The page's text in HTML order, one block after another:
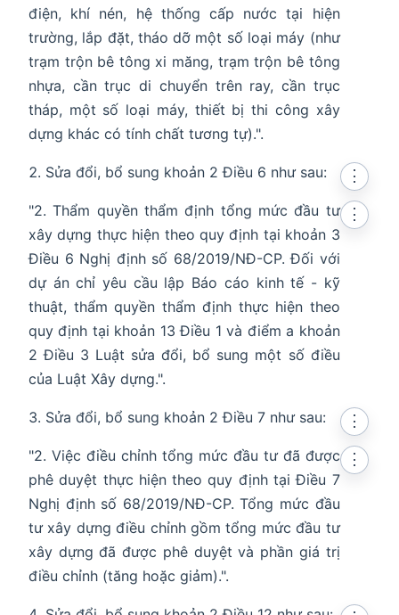
điện, khí nén, hệ thống cấp nước tại hiện
trường, lắp đặt, tháo dỡ một số loại máy (như
trạm trộn bê tông xi măng, trạm trộn bê tông
nhựa, cần trục di chuyển trên ray, cần trục
tháp, một số loại máy, thiết bị thi công xây
dựng khác có tính chất tương tự).".
Sửa đổi, bổ sung khoản 2 Điều 6 như sau:
⋮
"2. Thẩm quyền thẩm định tổng mức đầu tư
xây dựng thực hiện theo quy định tại khoản 3
Điều 6 Nghị định số 68/2019/NĐ-CP. Đối với
dự án chỉ yêu cầu lập Báo cáo kinh tế - kỹ
thuật, thẩm quyền thẩm định thực hiện theo
quy định tại khoản 13 Điều 1 và điểm a khoản
2 Điều 3 Luật sửa đổi, bổ sung một số điều
của Luật Xây dựng.".
⋮
Sửa đổi, bổ sung khoản 2 Điều 7 như sau:
⋮
"2. Việc điều chỉnh tổng mức đầu tư đã được
phê duyệt thực hiện theo quy định tại Điều 7
Nghị định số 68/2019/NĐ-CP. Tổng mức đầu
tư xây dựng điều chỉnh gồm tổng mức đầu tư
xây dựng đã được phê duyệt và phần giá trị
điều chỉnh (tăng hoặc giảm).".
⋮